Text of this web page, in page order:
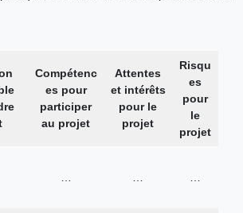
Compétenc
es pour
participer
au projet
Attentes
et intérêts
pour le
projet
Risqu
es
pour
le
projet